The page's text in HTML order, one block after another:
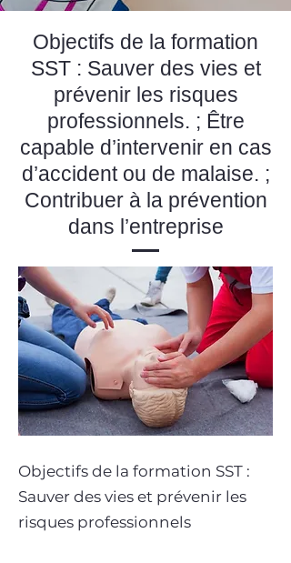
Objectifs de la formation
SST : Sauver des vies et
prévenir les risques
professionnels. ; Être
capable d’intervenir en cas
d’accident ou de malaise. ;
Contribuer à la prévention
dans l’entreprise
Objectifs de la formation SST :
Sauver des vies et prévenir les
risques professionnels